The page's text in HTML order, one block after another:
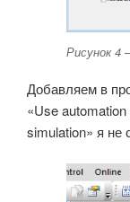
Рисунок 4
Добавляем в
«Use
simulation» я не